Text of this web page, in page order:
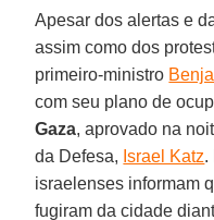
Apesar dos alertas e
assim como dos
primeiro-ministro
com seu plano de
Gaza, aprovado na
da Defesa, Israel Katz.
israelenses informam
fugiram da cidade